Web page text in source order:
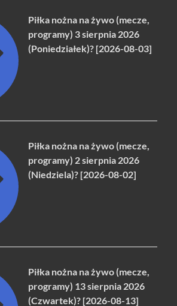
Piłka nożna na żywo (mecze,
programy) 3 sierpnia 2026
(Poniedziałek)? [2026-08-03]
Piłka nożna na żywo (mecze,
programy) 2 sierpnia 2026
(Niedziela)? [2026-08-02]
Piłka nożna na żywo (mecze,
programy) 13 sierpnia 2026
(Czwartek)? [2026-08-13]